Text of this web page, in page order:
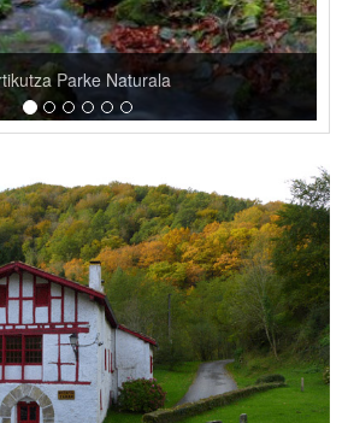
Ibilbide megalitikoak